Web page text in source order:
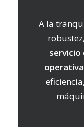
A la
servicio
operativa